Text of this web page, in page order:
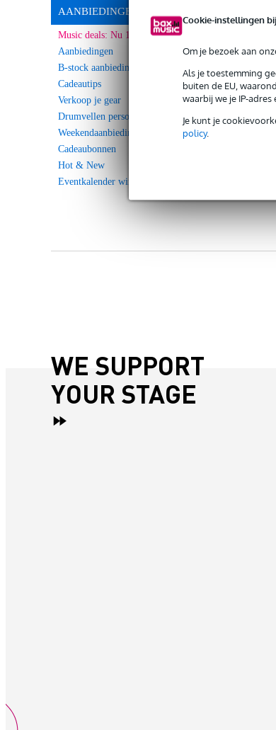
Cookie-instellingen
Om je bezoek aan
Als je toestemming
buiten de EU,
waarbij we je IP-
Je kunt je
policy.
AANBIEDINGEN
Music deals: Nu 10% Extra korting!
Aanbiedingen
B-stock aanbiedingen
Cadeautips
Verkoop je gear
Drumvellen personaliseren
Weekendaanbieding
Cadeaubonnen
Hot & New
Eventkalender winkels
WE SUPPORT
YOUR STAGE